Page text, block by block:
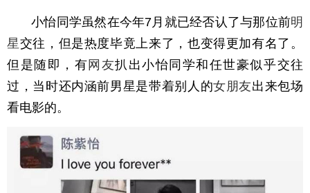
小怡同学虽然在今年7月就已经否认了与那位前明
星交往，但是热度毕竟上来了，也变得更加有名了。
但是随即，有 网友扒出小怡同学和任世豪似乎交往
过，当时还内涵前男星是带着别人的女朋友出来包场
看电影的。